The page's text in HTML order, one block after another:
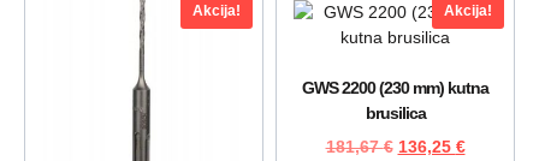
Akcija! Akcija!
GWS 2200 (230 mm) kutna
brusilica
181,67€ 136,25 €